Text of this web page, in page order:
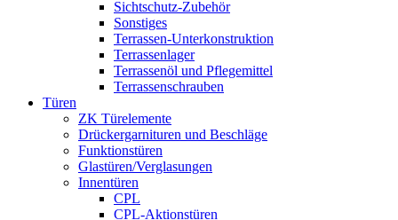
Sichtschutz-Zubehör
Sonstiges
Terrassen-Unterkonstruktion
Terrassenlager
Terrassenöl und Pflegemittel
Terrassenschrauben
Türen
ZK Türelemente
Drückergarnituren und Beschläge
Funktionstüren
Glastüren/Verglasungen
Innentüren
CPL
CPL-Aktionstüren